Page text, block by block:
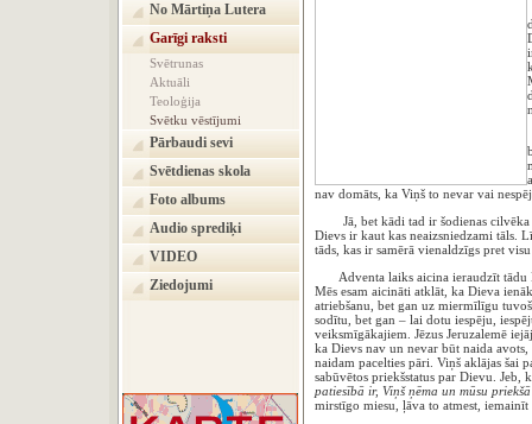
No Mārtiņa Lutera
Garīgi raksti
Svētrunas
Aktuāli
Teoloģija
Svētku vēstījumi
Pārbaudi sevi
Svētdienas skola
Foto albums
Audio sprediķi
VIDEO
Ziedojumi
nav domāts, ka Viņš to nevar vai
Jā, bet kādi tad ir šodienas cilvēka
Dievs ir kaut kas neaizsniedzami tāls.
tāds, kas ir samērā vienaldzīgs pret
Adventa laiks aicina ieraudzīt tādu
Mēs esam aicināti atklāt, ka Dieva
atriebšanu, bet gan uz miermīlīgu
sodītu, bet gan – lai dotu iespēju,
veiksmīgākajiem. Jēzus Jeruzalemē
ka Dievs nav un nevar būt naida
naidam pacelties pāri. Viņš aklājas šai
sabūvētos priekšstatus par Dievu.
patiesībā ir, Viņš ņēma un mūsu
mirstīgo miesu, ļāva to atmest,